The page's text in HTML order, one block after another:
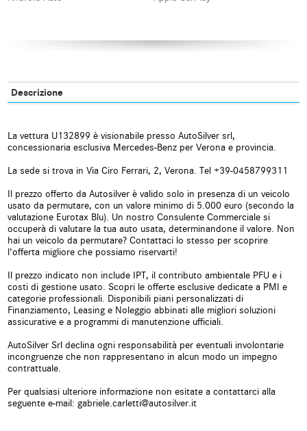
Boardcomputer Bracciolo
Chiamata automatica per
emergenze
Chiusura centralizzata
Chiusura centralizzata
telecomandata
Climatizzatore
Climatizzatore automatico, 2 zone Controllo automatico clima
Controllo vocale Cruise Control
ESP Fari LED
Fendinebbia Frenata d'emergenza assistita
Immobilizzatore elettronico Interni in pelle
Descrizione
La vettura U132899 è visionabile presso AutoSilver srl,
concessionaria esclusiva Mercedes-Benz per Verona e provincia.
La sede si trova in Via Ciro Ferrari, 2, Verona. Tel +39-0458799311
Il prezzo offerto da Autosilver è valido solo in presenza di un veicolo
usato da permutare, con un valore minimo di 5.000 euro (secondo la
valutazione Eurotax Blu). Un nostro Consulente Commerciale si
occuperà di valutare la tua auto usata, determinandone il valore. Non
hai un veicolo da permutare? Contattaci lo stesso per scoprire
l'offerta migliore che possiamo riservarti!
Il prezzo indicato non include IPT, il contributo ambientale PFU e i
costi di gestione usato. Scopri le offerte esclusive dedicate a PMI e
categorie professionali. Disponibili piani personalizzati di
Finanziamento, Leasing e Noleggio abbinati alle migliori soluzioni
assicurative e a programmi di manutenzione ufficiali.
AutoSilver Srl declina ogni responsabilità per eventuali involontarie
incongruenze che non rappresentano in alcun modo un impegno
contrattuale.
Per qualsiasi ulteriore informazione non esitate a contattarci alla
seguente e-mail: gabriele.carletti@autosilver.it